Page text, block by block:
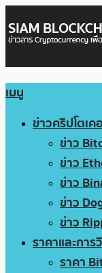
เมนู
ข่าวคริปโตเค
ข่าว
ข่าว
ข่าว
ข่าว
ข่าว
ราคาและการ
ราคา